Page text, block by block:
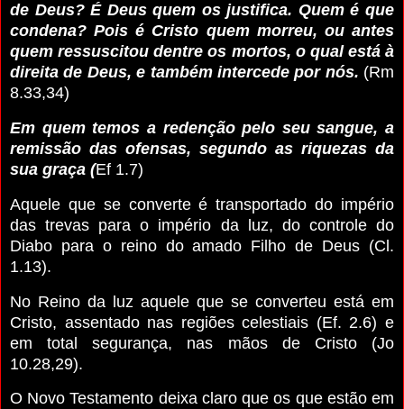
de Deus? É Deus quem os justifica. Quem é que
condena? Pois é Cristo quem morreu, ou antes
quem ressuscitou dentre os mortos, o qual está à
direita de Deus, e também intercede por nós. (Rm
8.33,34)
Em quem temos a redenção pelo seu sangue, a
remissão das ofensas, segundo as riquezas da
sua graça (Ef 1.7)
Aquele que se converte é transportado do império
das trevas para o império da luz, do controle do
Diabo para o reino do amado Filho de Deus (Cl.
1.13).
No Reino da luz aquele que se converteu está em
Cristo, assentado nas regiões celestiais (Ef. 2.6) e
em total segurança, nas mãos de Cristo (Jo
10.28,29).
O Novo Testamento deixa claro que os que estão em